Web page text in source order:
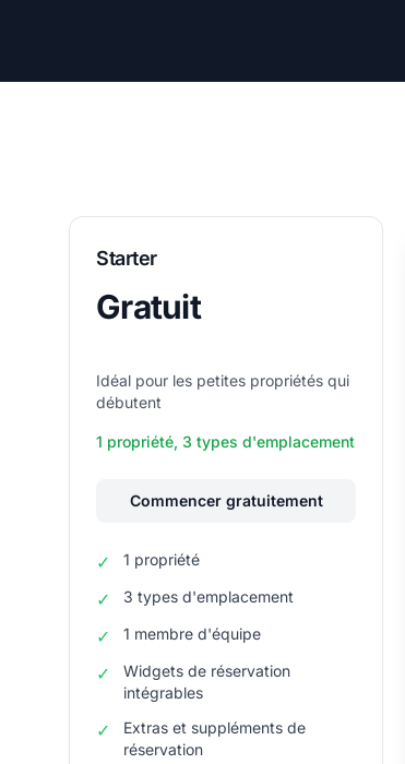
Starter
Gratuit
Idéal pour les petites propriétés qui
débutent
1 propriété, 3 types d'emplacement
Commencer gratuitement
✓ 1 propriété
✓ 3 types d'emplacement
✓ 1 membre d'équipe
✓
Widgets de réservation
intégrables
✓
Extras et suppléments de
réservation